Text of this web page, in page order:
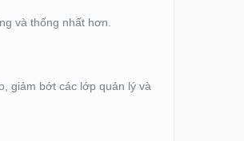
và thống nhất hơn.
giảm bớt các lớp quản lý và